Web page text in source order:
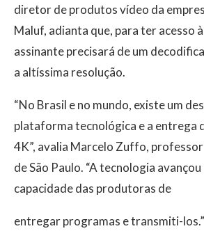
diretor de produtos vídeo da
Maluf, adianta que, para ter acesso
assinante precisará de um
a altíssima resolução.
“No Brasil e no mundo, existe um
plataforma tecnológica e a entrega
4K”, avalia Marcelo Zuffo,
de São Paulo. “A tecnologia
capacidade das produtoras de
entregar programas e transmiti-los.”